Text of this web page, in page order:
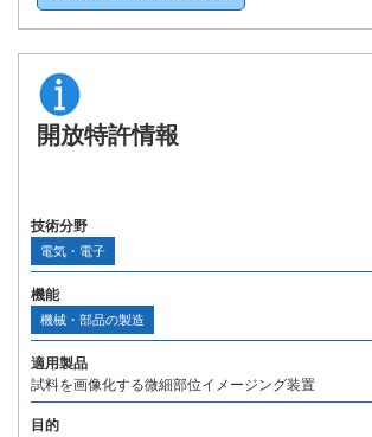
開放特許情報
技術分野
電気・電子
機能
機械・部品の製造
適用製品
試料を画像化する微細部位イメージング装置
目的